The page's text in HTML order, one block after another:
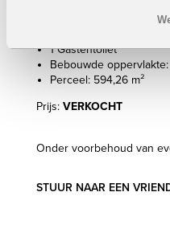
1 Gastentoilet
Bebouwde oppervlakte:
Perceel: 594,26 m²
Prijs: VERKOCHT
Onder voorbehoud van
STUUR NAAR EEN